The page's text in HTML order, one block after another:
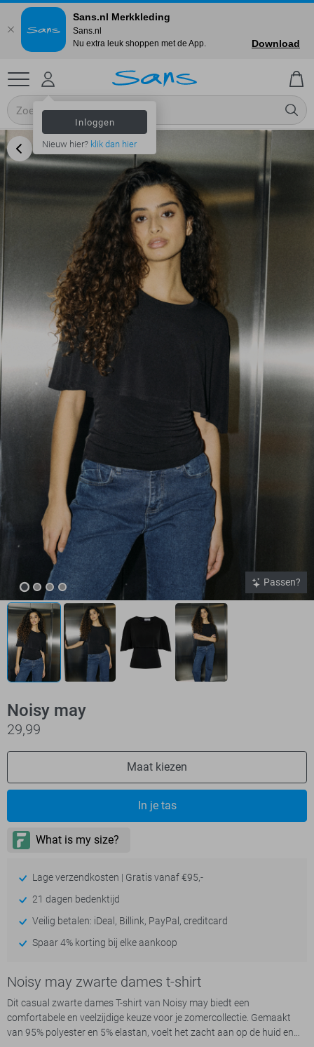
Inloggen
Nieuw hier? klik dan hier
Passen?
Noisy may
29,99
Maat kiezen
In je tas
Lage verzendkosten | Gratis vanaf €95,-
21 dagen bedenktijd
Veilig betalen: iDeal, Billink, PayPal, creditcard
Spaar 4% korting bij elke aankoop
Noisy may zwarte dames t-shirt
Dit casual zwarte dames T-shirt van Noisy may biedt een
comfortabele en veelzijdige keuze voor je zomercollectie. Gemaakt
van 95% polyester en 5% elastan, voelt het zacht aan op de huid en
Sans.nl Merkkleding
Sans.nl
Nu extra leuk shoppen met de App.
Download